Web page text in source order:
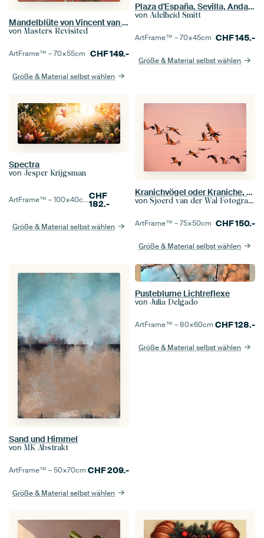
Mandelblüte von Vincent van Gogh (Koralle, Farbe des Jahres 2019)
von Masters Revisited
ArtFrame™ –70×55cm CHF149.-
Größe & Material selbst wählen
Plaza d'España, Sevilla, Andalusien, Spanien
von Adelheid Smitt
ArtFrame™ –70×45cm CHF145.-
Größe & Material selbst wählen
Spectra
von Jesper Krijgsman
ArtFrame™ –100×40cm CHF
182.-
Größe & Material selbst wählen
Kranichvögel oder Kraniche, die im Herbst in einen Sonnenuntergang fliegen
von Sjoerd van der Wal Fotografie
ArtFrame™ –75×50cm CHF150.-
Größe & Material selbst wählen
Sand und Himmel
von MK Abstrakt
ArtFrame™ –50×70cm CHF209.-
Größe & Material selbst wählen
Pusteblume Lichtreflexe
von Julia Delgado
ArtFrame™ –80×60cm CHF128.-
Größe & Material selbst wählen